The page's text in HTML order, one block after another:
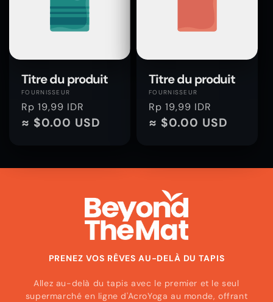
Titre du produit
Fournisseur :
FOURNISSEUR
Prix
habituel
Rp 19,99 IDR
≈ $0.00 USD
Titre du produit
Fournisseur :
FOURNISSEUR
Prix
habituel
Rp 19,99 IDR
≈ $0.00 USD
PRENEZ VOS RÊVES AU-DELÀ DU TAPIS
Allez au-delà du tapis avec le premier et le seul
supermarché en ligne d'AcroYoga au monde, offrant